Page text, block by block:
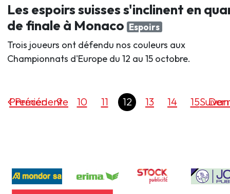
Les espoirs suisses s'inclinent en
de finale à Monaco Espoirs
Trois joueurs ont défendu nos couleurs aux
Championnats d'Europe du 12 au 15 octobre.
Précédente
Premier 9 10 11 12 13 14 15